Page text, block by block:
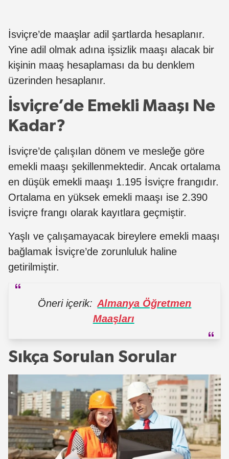
İsviçre’de maaşlar adil şartlarda hesaplanır.
Yine adil olmak adına işsizlik maaşı alacak bir
kişinin maaş hesaplaması da bu denklem
üzerinden hesaplanır.
İsviçre’de Emekli Maaşı Ne
Kadar?
İsviçre’de çalışılan dönem ve mesleğe göre
emekli maaşı şekillenmektedir. Ancak ortalama
en düşük emekli maaşı 1.195 İsviçre frangıdır.
Ortalama en yüksek emekli maaşı ise 2.390
İsviçre frangı olarak kayıtlara geçmiştir.
Yaşlı ve çalışamayacak bireylere emekli maaşı
bağlamak İsviçre’de zorunluluk haline
getirilmiştir.
Öneri içerik: Almanya Öğretmen
Maaşları
Sıkça Sorulan Sorular